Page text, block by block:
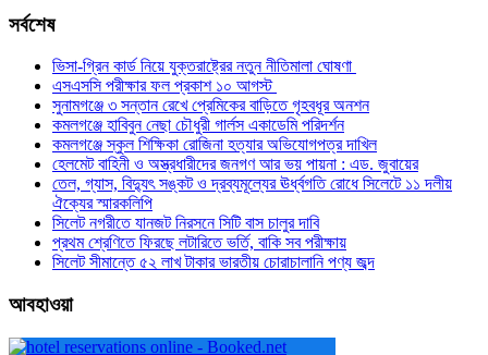
সর্বশেষ
ভিসা-গ্রিন কার্ড নিয়ে যুক্তরাষ্ট্রের নতুন নীতিমালা ঘোষণা
এসএসসি পরীক্ষার ফল প্রকাশ ১০ আগস্ট
সুনামগঞ্জে ৩ সন্তান রেখে প্রেমিকের বাড়িতে গৃহবধূর অনশন
কমলগঞ্জে হাবিবুন নেছা চৌধুরী গার্লস একাডেমি পরিদর্শন
কমলগঞ্জে স্কুল শিক্ষিকা রোজিনা হত্যার অভিযোগপত্র দাখিল
হেলমেট বাহিনী ও অস্ত্রধারীদের জনগণ আর ভয় পায়না : এড. জুবায়ের
তেল, গ্যাস, বিদ্যুৎ সঙ্কট ও দ্রব্যমূল্যের ঊর্ধ্বগতি রোধে সিলেটে ১১ দলীয়
ঐক্যের স্মারকলিপি
সিলেট নগরীতে যানজট নিরসনে সিটি বাস চালুর দাবি
প্রথম শ্রেণিতে ফিরছে লটারিতে ভর্তি, বাকি সব পরীক্ষায়
সিলেট সীমান্তে ৫২ লাখ টাকার ভারতীয় চোরাচালানি পণ্য জব্দ
আবহাওয়া